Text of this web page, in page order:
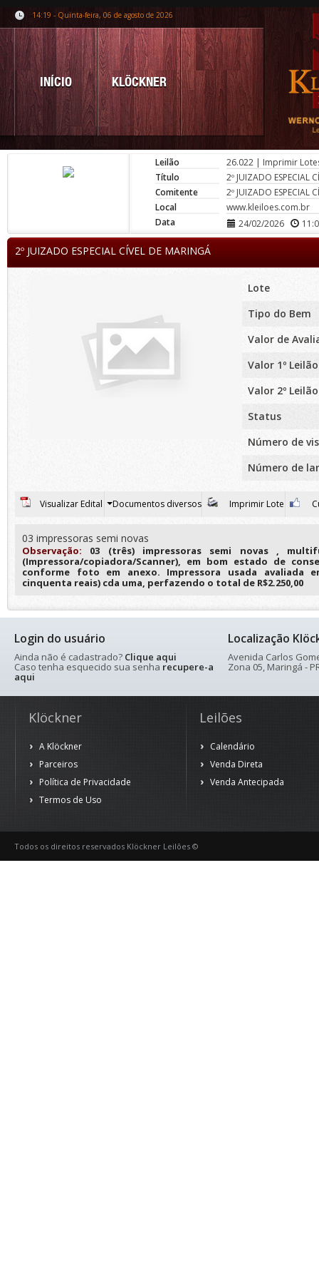
14:19 - Quinta-feira, 06 de agosto de 2026
INÍCIO KLÖCKNER
Leilão 26.022 | Imprimir
Título
2º JUIZADO ESPECIAL
Comitente
2º JUIZADO ESPECIAL
Local
www.kleiloes.com.br
Data
24/02/2026
2º JUIZADO ESPECIAL CÍVEL DE MARINGÁ
Lote
Tipo do Bem
Valor de
Valor 1º Leilão
Valor 2º Leilão
Status
Número de
Número de
Visualizar Edital Documentos diversos Imprimir Lote
03 impressoras semi novas
Observação:
03 (três) impressoras semi novas ,
(Impressora/copiadora/Scanner), em bom estado de
conforme foto em anexo. Impressora usada avaliada
cinquenta reais) cda uma, perfazendo o total de R$2.250,00
Login do usuário
Ainda não é cadastrado? Clique aqui
Caso tenha esquecido sua senha recupere-a
aqui
Localização
Avenida Carlos
Zona 05, Maringá -
Klöckner
A Klöckner
Parceiros
Política de Privacidade
Termos de Uso
Leilões
Calendário
Venda Direta
Venda Antecipada
Todos os direitos reservados Klöckner Leilões ©